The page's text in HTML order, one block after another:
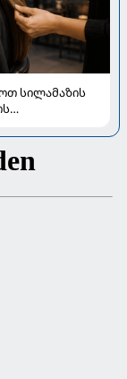
სილამაზის